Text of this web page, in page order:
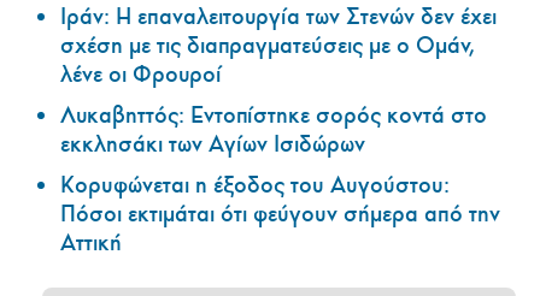
Ιράν: Η επαναλειτουργία των Στενών δεν έχει
σχέση με τις διαπραγματεύσεις με ο Ομάν,
λένε οι Φρουροί
Λυκαβηττός: Εντοπίστηκε σορός κοντά στο
εκκλησάκι των Αγίων Ισιδώρων
Κορυφώνεται η έξοδος του Αυγούστου:
Πόσοι εκτιμάται ότι φεύγουν σήμερα από την
Αττική